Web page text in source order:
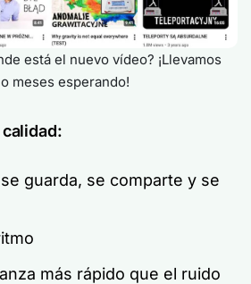
está el nuevo vídeo? ¡Llevamos
meses esperando!
guarda, se comparte y se
más rápido que el ruido